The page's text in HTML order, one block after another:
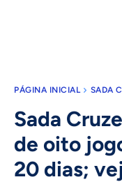
PÁGINA INICIAL SADA
Sada
de oito
20 dias;